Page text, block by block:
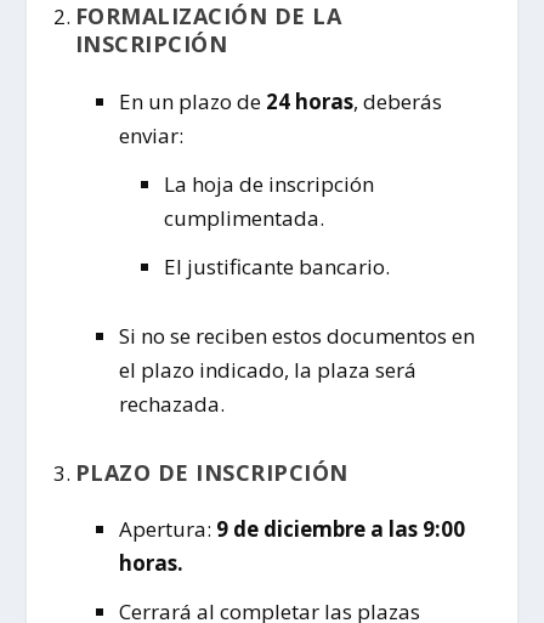
FORMALIZACIÓN DE LA
INSCRIPCIÓN
En un plazo de 24 horas, deberás
enviar:
La hoja de inscripción
cumplimentada.
El justificante bancario.
Si no se reciben estos documentos en
el plazo indicado, la plaza será
rechazada.
PLAZO DE INSCRIPCIÓN
Apertura: 9 de diciembre a las 9:00
horas.
Cerrará al completar las plazas